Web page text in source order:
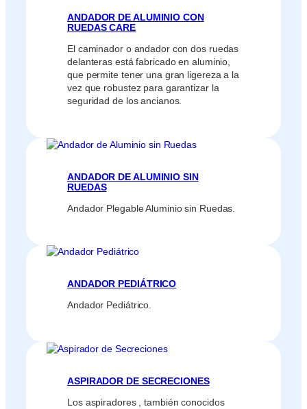
ANDADOR DE ALUMINIO CON
RUEDAS CARE
El caminador o andador con dos ruedas
delanteras está fabricado en aluminio,
que permite tener una gran ligereza a la
vez que robustez para garantizar la
seguridad de los ancianos.
ANDADOR DE ALUMINIO SIN
RUEDAS
Andador Plegable Aluminio sin Ruedas.
ANDADOR PEDIÁTRICO
Andador Pediátrico.
ASPIRADOR DE SECRECIONES
Los aspiradores , también conocidos